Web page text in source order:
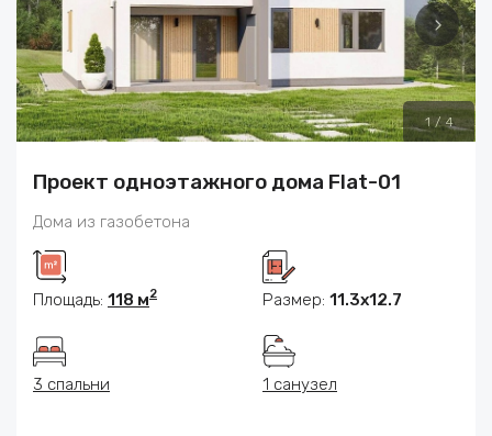
1 / 4
Проект одноэтажного дома Flat-01
Дома из газобетона
Площадь: 118 м2 Размер: 11.3х12.7
3 спальни 1 санузел